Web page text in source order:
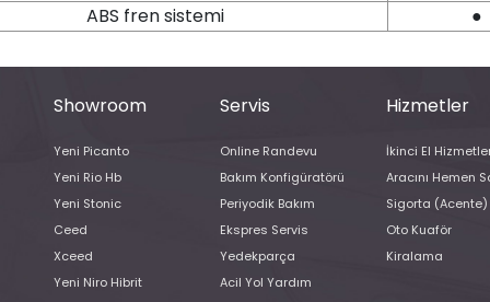
ABS fren sistemi
●
Showroom
Yeni Picanto
Yeni Rio Hb
Yeni Stonic
Ceed
Xceed
Yeni Niro Hibrit
Servis
Online Randevu
Bakım Konfigüratörü
Periyodik Bakım
Ekspres Servis
Yedekparça
Acil Yol Yardım
Hizmetler
İkinci El
Aracını Hemen
Sigorta (Acente)
Oto Kuaför
Kiralama